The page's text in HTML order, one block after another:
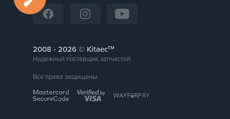
2008 - © Kitaecтм
Надежный поставщик запчастей.
Все права защищены.